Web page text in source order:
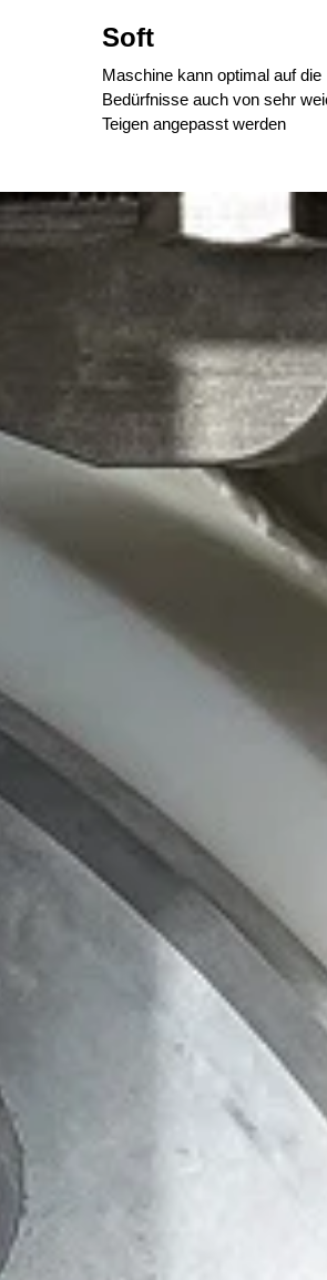
Soft
Maschine kann optimal auf die
Bedürfnisse auch von sehr
Teigen angepasst werden